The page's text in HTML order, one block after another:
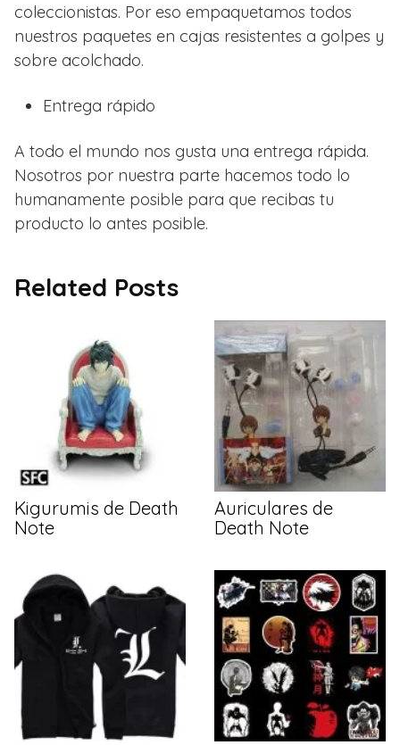
coleccionistas. Por eso empaquetamos todos
nuestros paquetes en cajas resistentes a golpes y
sobre acolchado.
Entrega rápido
A todo el mundo nos gusta una entrega rápida.
Nosotros por nuestra parte hacemos todo lo
humanamente posible para que recibas tu
producto lo antes posible.
Related Posts
Kigurumis de Death
Note
Auriculares de
Death Note